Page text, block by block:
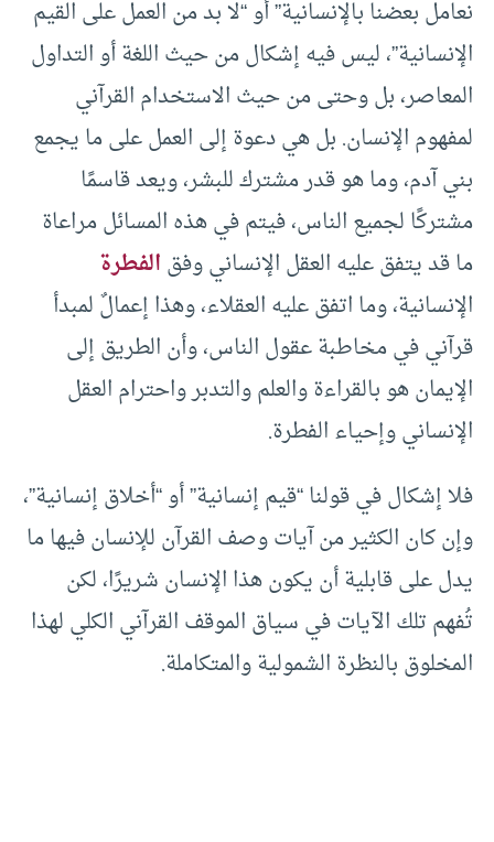
نعامل بعضنا بالإنسانية” أو “لا بد من العمل على القيم
الإنسانية”، ليس فيه إشكال من حيث اللغة أو التداول
المعاصر، بل وحتى من حيث الاستخدام القرآني
لمفهوم الإنسان. بل هي دعوة إلى العمل على ما يجمع
بني آدم، وما هو قدر مشترك للبشر، ويعد قاسمًا
مشتركًا لجميع الناس، فيتم في هذه المسائل مراعاة
ما قد يتفق عليه العقل الإنساني وفقالفطرة
الإنسانية، وما اتفق عليه العقلاء، وهذا إعمالٌ لمبدأ
قرآني في مخاطبة عقول الناس، وأن الطريق إلى
الإيمان هو بالقراءة والعلم والتدبر واحترام العقل
الإنساني وإحياء الفطرة.
فلا إشكال في قولنا “قيم إنسانية” أو “أخلاق إنسانية”،
وإن كان الكثير من آيات وصف القرآن للإنسان فيها ما
يدل على قابلية أن يكون هذا الإنسان شريرًا، لكن
تُفهم تلك الآيات في سياق الموقف القرآني الكلي لهذا
المخلوق بالنظرة الشمولية والمتكاملة.